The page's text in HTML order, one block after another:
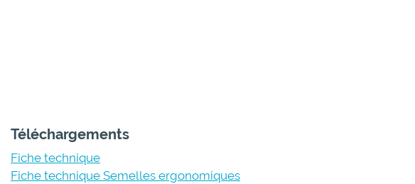
Téléchargements
Fiche technique
Fiche technique Semelles ergonomiques